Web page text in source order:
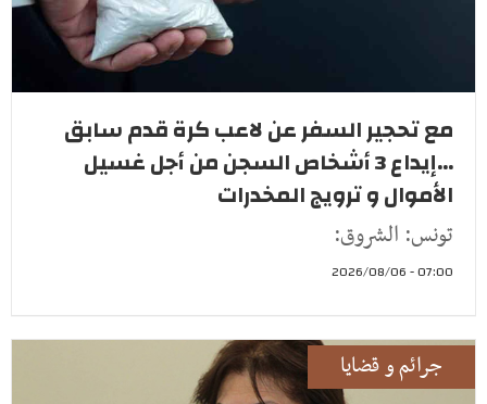
مع تحجير السفر عن لاعب كرة قدم سابق
...إيداع 3 أشخاص السجن من أجل غسيل
الأموال و ترويج المخدرات
تونس: الشروق:
07:00 - 2026/08/06
جرائم و قضايا